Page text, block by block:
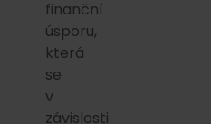
finanční
úsporu,
která
se
v
závislosti